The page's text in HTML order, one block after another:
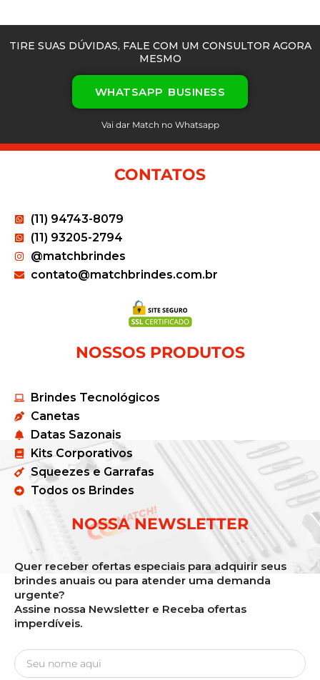
TIRE SUAS DÚVIDAS, FALE COM UM CONSULTOR AGORA
MESMO
WHATSAPP BUSINESS
Vai dar Match no Whatsapp
CONTATOS
(11) 94743-8079
(11) 93205-2794
@matchbrindes
contato@matchbrindes.com.br
NOSSOS PRODUTOS
Brindes Tecnológicos
Canetas
Datas Sazonais
Kits Corporativos
Squeezes e Garrafas
Todos os Brindes
NOSSA NEWSLETTER
Quer receber ofertas especiais para adquirir seus
brindes anuais ou para atender uma demanda
urgente?
Assine nossa Newsletter e Receba ofertas
imperdíveis.